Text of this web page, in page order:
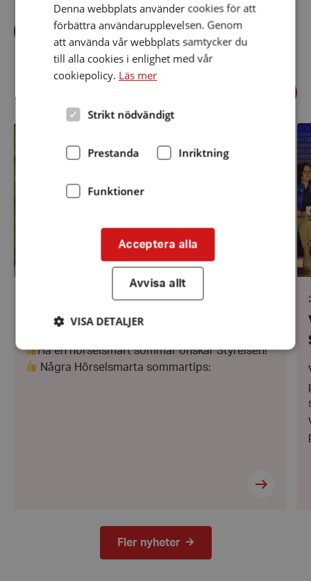
via
facebook
Dela
twitter
Dela
linkedin
Relaterade nyheter
Ha
hörselsmart
Ha en hörselsmart sommar!
Ha en hörselsmart sommar önskar Styrelsen!
Några Hörselsmarta sommartips:
Vi
vill
ha
en
Fler nyheter
Denna webbplats använder cookies för att
förbättra användarupplevelsen. Genom
att använda vår webbplats samtycker du
till alla cookies i enlighet med vår
cookiepolicy. Läs mer
Strikt nödvändigt
Prestanda Inriktning
Funktioner
Acceptera alla
Avvisa allt
VISA DETALJER
Leverantör
Domän